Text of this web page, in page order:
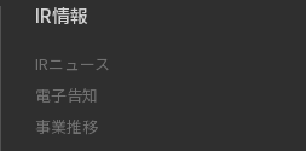
IR情報
IRニュース
電子告知
事業推移